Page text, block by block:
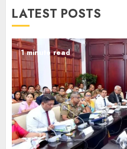
LATEST POSTS
1 minute read